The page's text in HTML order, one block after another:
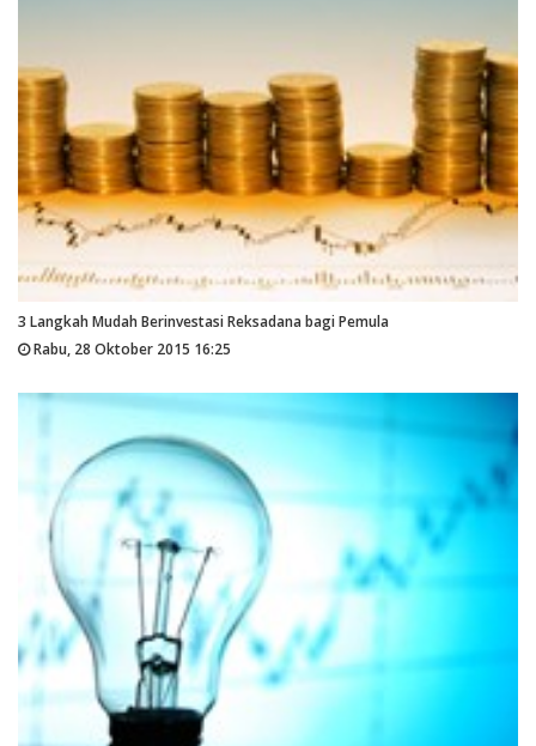
3 Langkah Mudah Berinvestasi Reksadana bagi Pemula
Rabu, 28 Oktober 2015 16:25